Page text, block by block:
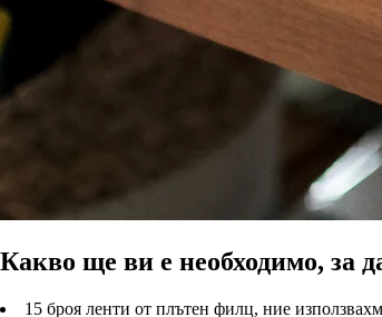
Какво ще ви е необходимо, за
15 броя ленти от плътен филц, ние